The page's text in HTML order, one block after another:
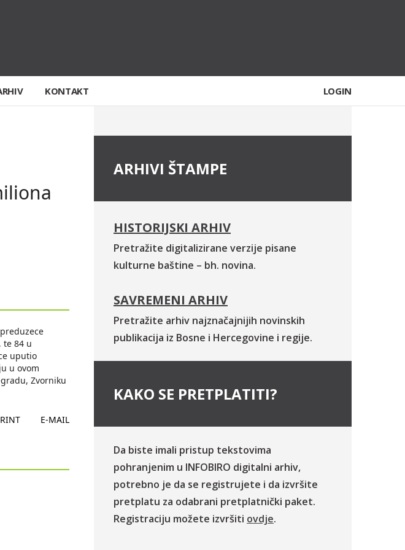
KONTAKT LOGIN
te 84 u
uputio
u ovom
Zvorniku
E-MAIL
ARHIVI ŠTAMPE
HISTORIJSKI ARHIV
Pretražite digitalizirane verzije pisane
kulturne baštine – bh. novina.
SAVREMENI ARHIV
Pretražite arhiv najznačajnijih novinskih
publikacija iz Bosne i Hercegovine i regije.
KAKO SE PRETPLATITI?
Da biste imali pristup tekstovima
pohranjenim u INFOBIRO digitalni arhiv,
potrebno je da se registrujete i da izvršite
pretplatu za odabrani pretplatnički paket.
Registraciju možete izvršiti ovdje.